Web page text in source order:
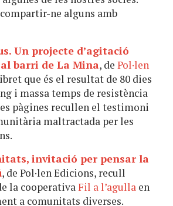
ne alguns amb
Un projecte d’agitació
barri de La Mina, de Pol·len
que és el resultat de 80 dies
i massa temps de resistència
pàgines recullen el testimoni
maltractada per les
invitació per pensar la
, de Pol·len Edicions, recull
la cooperativaFil a l’agulla en
a comunitats diverses.